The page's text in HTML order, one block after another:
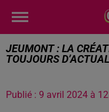
JEUMONT : LA
TOUJOURS
Publié : 9 avril 2024 à